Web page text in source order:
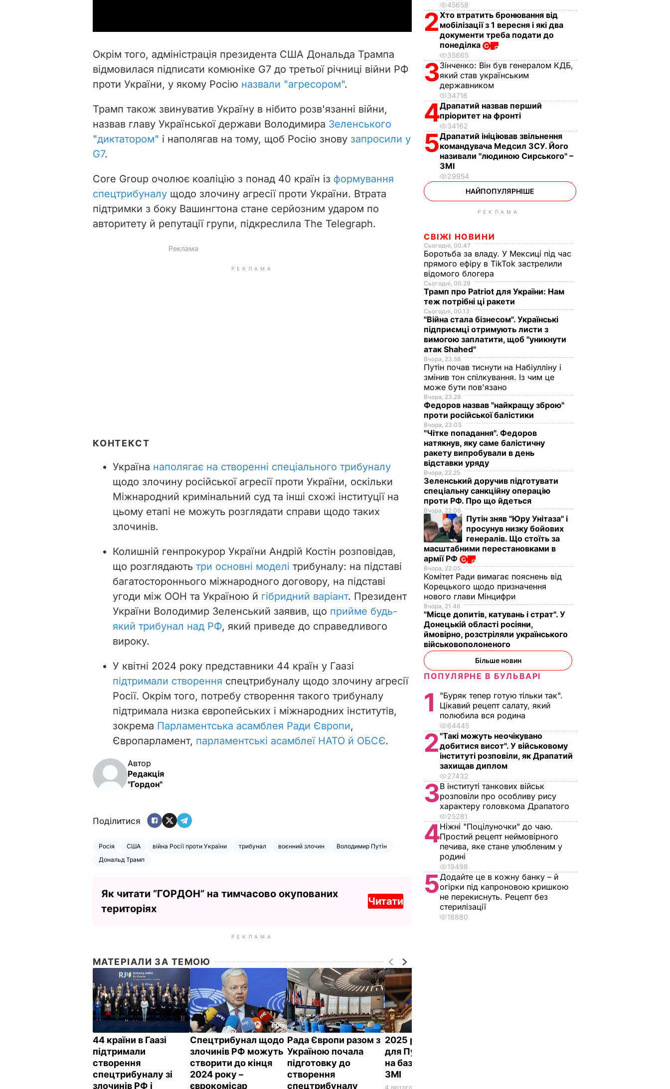
i
d
e
o
Окрім того, адміністрація президента США Дональда Трампа
відмовилася підписати комюніке G7 до третьої річниці війни РФ
проти України, у якому Росію назвали "агресором".
Трамп також звинуватив Україну в нібито розв'язанні війни,
назвав главу Української держави Володимира Зеленського
"диктатором" і наполягав на тому, щоб Росію знову запросили у
G7.
Core Group очолює коаліцію з понад 40 країн із формування
спецтрибуналу щодо злочину агресії проти України. Втрата
підтримки з боку Вашингтона стане серйозним ударом по
авторитету й репутації групи, підкреслила The Telegraph.
РЕКЛАМА
КОНТЕКСТ
Україна наполягає на створенні спеціального трибуналу
щодо злочину російської агресії проти України, оскільки
Міжнародний кримінальний суд та інші схожі інституції на
цьому етапі не можуть розглядати справи щодо таких
злочинів.
Колишній генпрокурор України Андрій Костін розповідав,
що розглядають три основні моделі трибуналу: на підставі
багатостороннього міжнародного договору, на підставі
угоди між ООН та Україною й гібридний варіант. Президент
України Володимир Зеленський заявив, що прийме будь-
який трибунал над РФ, який приведе до справедливого
вироку.
У квітні 2024 року представники 44 країн у Гаазі
підтримали створення спецтрибуналу щодо злочину агресії
Росії. Окрім того, потребу створення такого трибуналу
підтримала низка європейських і міжнародних інститутів,
зокрема Парламентська асамблея Ради Європи,
Європарламент, парламентські асамблеї НАТО й ОБСЄ.
Автор
Редакція
"Гордон"
Поділитися
Росія США війна Росії проти України трибунал воєнний злочин
Володимир Путін
Дональд Трамп
Як читати ”ГОРДОН” на тимчасово окупованих
територіях
Читати
РЕКЛАМА
МАТЕРІАЛИ ЗА ТЕМОЮ
44 країни в Гаазі
підтримали
створення
спецтрибуналу зі
злочинів РФ і
Спецтрибунал щодо
злочинів РФ можуть
створити до кінця
2024 року –
єврокомісар
Рада Європи разом з
Україною почала
підготовку до
створення
спецтрибуналу
2025 року трибунал
для Путіна створять
на базі Ради Європи –
ЗМІ
4 лютого, 22.09
45658
2Хто втратить бронювання від
мобілізації з 1 вересня і які два
документи треба подати до
понеділка
35665
3Зінченко: Він був генералом КДБ,
який став українським
державником
34716
4Драпатий назвав перший
пріоритет на фронті
34162
5Драпатий ініціював звільнення
командувача Медсил ЗСУ. Його
називали "людиною Сирського" –
ЗМІ
29954
НАЙПОПУЛЯРНІШЕ
РЕКЛАМА
СВІЖІ НОВИНИ
Сьогодні, 00.47
Боротьба за владу. У Мексиці під час
прямого ефіру в TikTok застрелили
відомого блогера
Сьогодні, 00.29
Трамп про Patriot для України: Нам
теж потрібні ці ракети
Сьогодні, 00.13
"Війна стала бізнесом". Українські
підприємці отримують листи з
вимогою заплатити, щоб "уникнути
атак Shahed"
Вчора, 23.58
Путін почав тиснути на Набіулліну і
змінив тон спілкування. Із чим це
може бути пов'язано
Вчора, 23.28
Федоров назвав "найкращу зброю"
проти російської балістики
Вчора, 23.03
"Чітке попадання". Федоров
натякнув, яку саме балістичну
ракету випробували в день
відставки уряду
Вчора, 22.25
Зеленський доручив підготувати
спеціальну санкційну операцію
проти РФ. Про що йдеться
Вчора, 22.06
Путін зняв "Юру Унітаза" і
просунув низку бойових
генералів. Що стоїть за
масштабними перестановками в
армії РФ
Вчора, 22.05
Комітет Ради вимагає пояснень від
Корецького щодо призначення
нового глави Мінцифри
Вчора, 21.46
"Місце допитів, катувань і страт". У
Донецькій області росіяни,
ймовірно, розстріляли українського
військовополоненого
Більше новин
ПОПУЛЯРНЕ В БУЛЬВАРІ
1
"Буряк тепер готую тільки так".
Цікавий рецепт салату, який
полюбила вся родина
64445
2"Такі можуть неочікувано
добитися висот". У військовому
інституті розповіли, як Драпатий
захищав диплом
27432
3В інституті танкових військ
розповіли про особливу рису
характеру головкома Драпатого
25281
4Ніжні "Поцілуночки" до чаю.
Простий рецепт неймовірного
печива, яке стане улюбленим у
родині
19498
5Додайте це в кожну банку – й
огірки під капроновою кришкою
не перекиснуть. Рецепт без
стерилізації
18880